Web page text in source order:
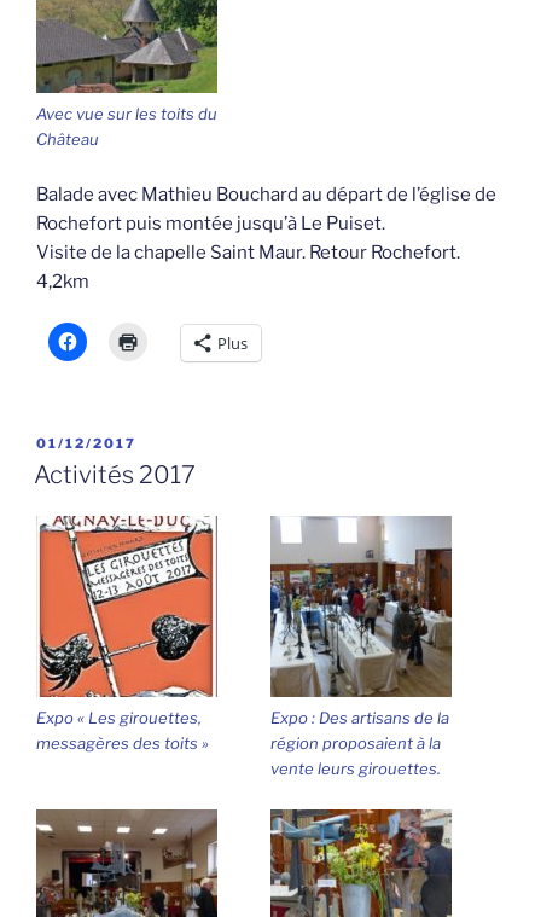
Avec vue sur les toits du
Château
Balade avec Mathieu Bouchard au départ de l’église de
Rochefort puis montée jusqu’à Le Puiset.
Visite de la chapelle Saint Maur. Retour Rochefort.
4,2km
Plus
PUBLIÉ
LE
01/12/2017
Activités 2017
Expo « Les girouettes,
messagères des toits »
Expo : Des artisans de la
région proposaient à la
vente leurs girouettes.